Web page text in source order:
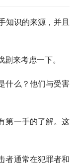
知识的来源，并且
来考虑一下。
什么？他们与受害
第一手的了解。这
者通常在犯罪者和